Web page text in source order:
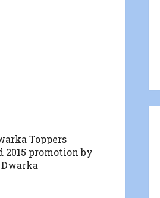
Toppers
2015 promotion by
Dwarka